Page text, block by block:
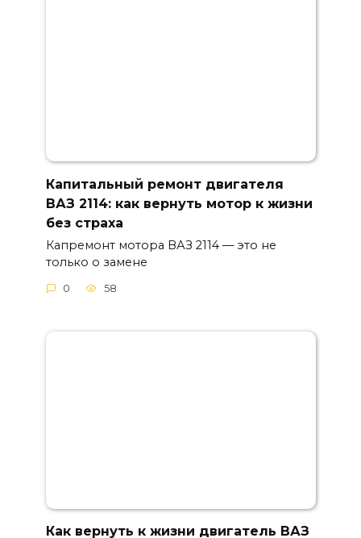
Капитальный ремонт двигателя
ВАЗ 2114: как вернуть мотор к жизни
без страха
Капремонт мотора ВАЗ 2114 — это не
только о замене
0 58
Как вернуть к жизни двигатель ВАЗ